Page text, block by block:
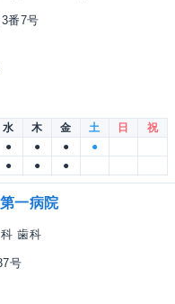
番7号
水 木 金 土 日
祝
● ● ●
●
● ● ●
一病院
歯科
号